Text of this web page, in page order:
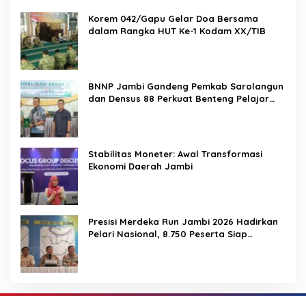
Korem 042/Gapu Gelar Doa Bersama
dalam Rangka HUT Ke-1 Kodam XX/TIB
BNNP Jambi Gandeng Pemkab Sarolangun
dan Densus 88 Perkuat Benteng Pelajar
Stabilitas Moneter: Awal Transformasi
Ekonomi Daerah Jambi
Presisi Merdeka Run Jambi 2026 Hadirkan
Pelari Nasional, 8.750 Peserta Siap